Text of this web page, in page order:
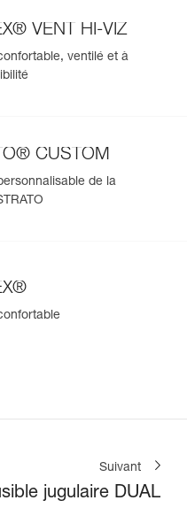
VENT HI-VIZ
ventilé et à
CUSTOM
de la
Suivant
jugulaire DUAL